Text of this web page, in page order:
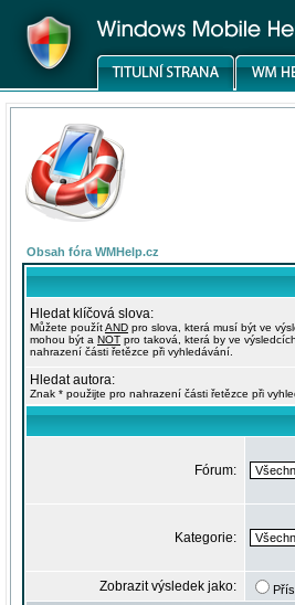
Obsah fóra WMHelp.cz
Hledat klíčová slova:
Můžete použítAND pro slova, která musí být ve
mohou být a NOT pro taková, která by ve
nahrazení části řetězce při vyhledávání.
Hledat autora:
Znak * použijte pro nahrazení části řetězce při
Fórum:
Kategorie:
Zobrazit výsledek jako: